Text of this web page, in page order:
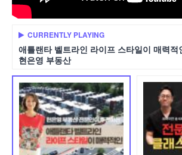
CURRENTLY PLAYING
애틀랜타 벨트라인 라이프 스타일이 매력적
현은영 부동산